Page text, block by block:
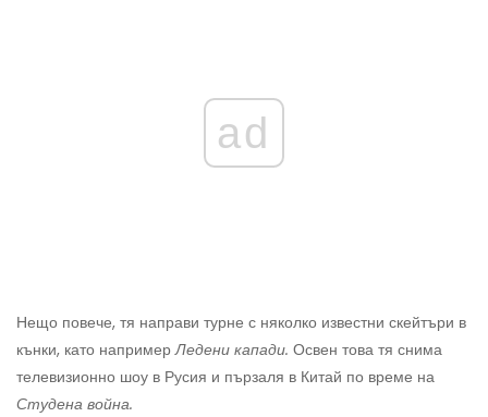
ad
Нещо повече, тя направи турне с няколко известни скейтъри в
кънки, като напримерЛедени капади. Освен това тя снима
телевизионно шоу в Русия и пързаля в Китай по време на
Студена война.